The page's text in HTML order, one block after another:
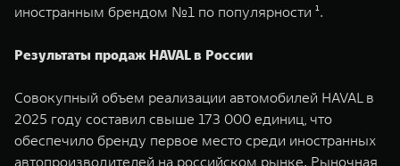
иностранным брендом №1 по популярности ¹.
Результаты продаж HAVAL в России
Совокупный объем реализации автомобилей HAVAL в
2025 году составил свыше 173 000 единиц, что
обеспечило бренду первое место среди иностранных
автопроизводителей на российском рынке. Рыночная